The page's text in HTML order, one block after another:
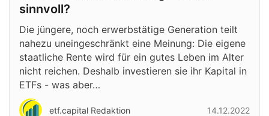
sinnvoll?
Die jüngere, noch erwerbstätige Generation teilt
nahezu uneingeschränkt eine Meinung: Die eigene
staatliche Rente wird für ein gutes Leben im Alter
nicht reichen. Deshalb investieren sie ihr Kapital in
ETFs - was aber…
etf.capital Redaktion 14.12.2022